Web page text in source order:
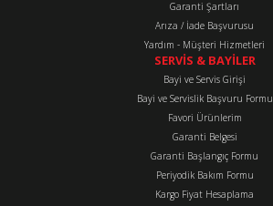
Gönder
Garanti Şartları
Arıza / İade Başvurusu
Yardım - Müşteri Hizmetleri
SERVİS & BAYİLER
Bayi ve Servis Girişi
Bayi ve Servislik Başvuru Formu
Favori Ürünlerim
Garanti Belgesi
Garanti Başlangıç Formu
Periyodik Bakım Formu
Kargo Fiyat Hesaplama